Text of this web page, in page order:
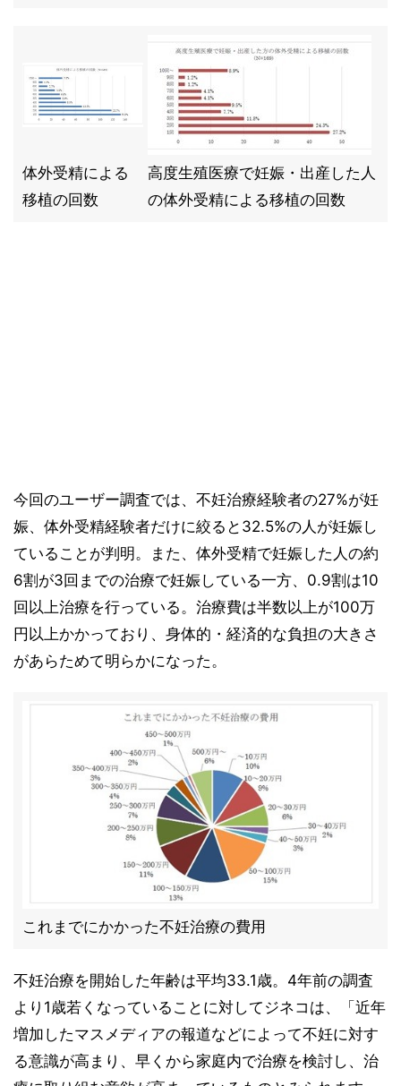
体外受精による
移植の回数
高度生殖医療で妊娠・出産した人
の体外受精による移植の回数
今回のユーザー調査では、不妊治療経験者の27%が妊
娠、体外受精経験者だけに絞ると32.5%の人が妊娠し
ていることが判明。また、体外受精で妊娠した人の約
6割が3回までの治療で妊娠している一方、0.9割は10
回以上治療を行っている。治療費は半数以上が100万
円以上かかっており、身体的・経済的な負担の大きさ
があらためて明らかになった。
これまでにかかった不妊治療の費用
不妊治療を開始した年齢は平均33.1歳。4年前の調査
より1歳若くなっていることに対してジネコは、「近年
増加したマスメディアの報道などによって不妊に対す
る意識が高まり、早くから家庭内で治療を検討し、治